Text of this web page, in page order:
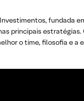
fundada
principais
o time, filosofia e a